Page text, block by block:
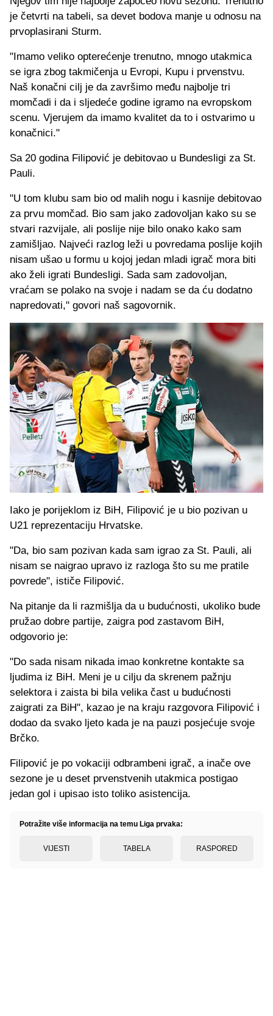
je četvrti na tabeli, sa devet bodova manje u odnosu na
prvoplasirani Sturm.
"Imamo veliko opterećenje trenutno, mnogo utakmica
se igra zbog takmičenja u Evropi, Kupu i prvenstvu.
Naš konačni cilj je da završimo među najbolje tri
momčadi i da i sljedeće godine igramo na evropskom
scenu. Vjerujem da imamo kvalitet da to i ostvarimo u
konačnici."
Sa 20 godina Filipović je debitovao u Bundesligi za St.
Pauli.
"U tom klubu sam bio od malih nogu i kasnije debitovao
za prvu momčad. Bio sam jako zadovoljan kako su se
stvari razvijale, ali poslije nije bilo onako kako sam
zamišljao. Najveći razlog leži u povredama poslije kojih
nisam ušao u formu u kojoj jedan mladi igrač mora biti
ako želi igrati Bundesligi. Sada sam zadovoljan,
vraćam se polako na svoje i nadam se da ću dodatno
napredovati," govori naš sagovornik.
Iako je porijeklom iz BiH, Filipović je u bio pozivan u
U21 reprezentaciju Hrvatske.
"Da, bio sam pozivan kada sam igrao za St. Pauli, ali
nisam se naigrao upravo iz razloga što su me pratile
povrede", ističe Filipović.
Na pitanje da li razmišlja da u budućnosti, ukoliko bude
pružao dobre partije, zaigra pod zastavom BiH,
odgovorio je:
"Do sada nisam nikada imao konkretne kontakte sa
ljudima iz BiH. Meni je u cilju da skrenem pažnju
selektora i zaista bi bila velika čast u budućnosti
zaigrati za BiH", kazao je na kraju razgovora Filipović i
dodao da svako ljeto kada je na pauzi posjećuje svoje
Brčko.
Filipović je po vokaciji odbrambeni igrač, a inače ove
sezone je u deset prvenstvenih utakmica postigao
jedan gol i upisao isto toliko asistencija.
Potražite više informacija na temu Liga prvaka:
VIJESTI TABELA RASPORED